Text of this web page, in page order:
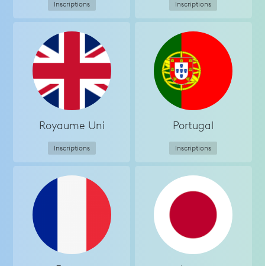
Inscriptions Inscriptions
Royaume Uni
Inscriptions
Portugal
Inscriptions